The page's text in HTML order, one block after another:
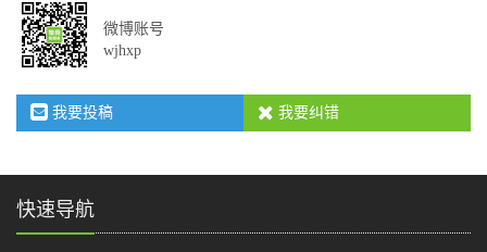
微博账号
wjhxp
我要投稿 我要纠错
快速导航